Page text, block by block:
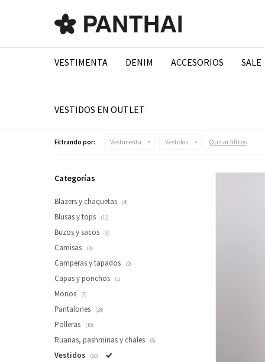
VESTIMENTA DENIM ACCESORIOS SALE
VESTIDOS EN OUTLET
Filtrando por: Vestimenta Vestidos Quitar filtros
Categorías
Blazers y chaquetas (4)
Blusas y tops (11)
Buzos y sacos (6)
Camisas (3)
Camperas y tapados (2)
Capas y ponchos (1)
Monos (5)
Pantalones (28)
Polleras (10)
Ruanas, pashminas y chales (5)
Vestidos (50)